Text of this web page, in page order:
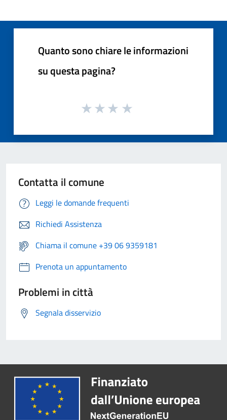
Quanto sono chiare le informazioni
su questa pagina?
Contatta il comune
Leggi le domande frequenti
Richiedi Assistenza
Chiama il comune +39 06 9359181
Prenota un appuntamento
Problemi in città
Segnala disservizio